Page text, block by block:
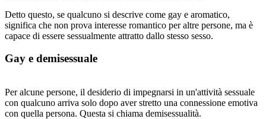
Detto questo, se qualcuno si descrive come gay e aromatico,
significa che non prova interesse romantico per altre persone, ma è
capace di essere sessualmente attratto dallo stesso sesso.
Gay e demisessuale
Per alcune persone, il desiderio di impegnarsi in un'attività sessuale
con qualcuno arriva solo dopo aver stretto una connessione emotiva
con quella persona. Questa si chiama demisessualità.